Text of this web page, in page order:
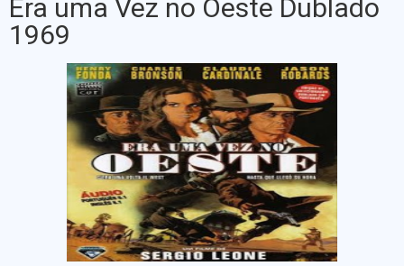
Era uma Vez no Oeste Dublado
1969